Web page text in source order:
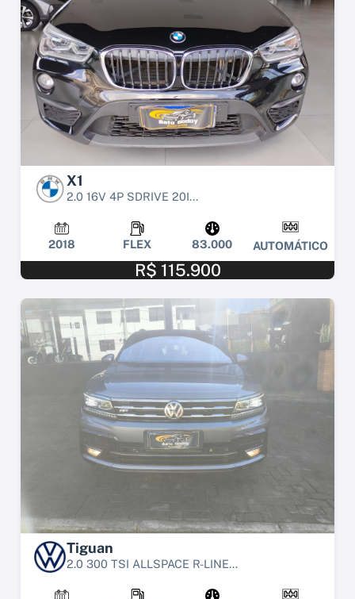
X1
2.0 16V 4P SDRIVE 20I...
2018 FLEX 83.000 AUTOMÁTICO
R$ 115.900
Tiguan
2.0 300 TSI ALLSPACE R-LINE...